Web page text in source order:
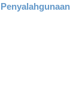
Penyalahgunaan